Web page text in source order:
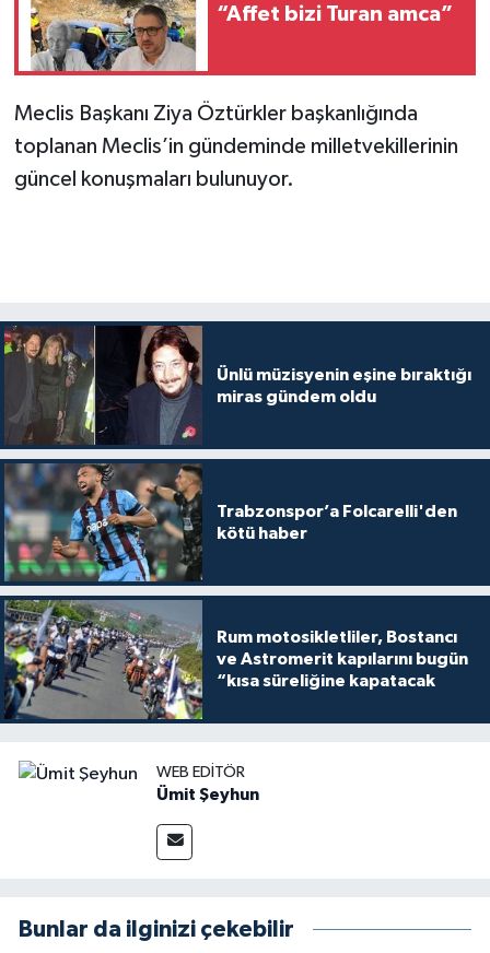
“Affet bizi Turan amca”
Meclis Başkanı Ziya Öztürkler başkanlığında
toplanan Meclis’in gündeminde milletvekillerinin
güncel konuşmaları bulunuyor.
Ünlü müzisyenin eşine bıraktığı
miras gündem oldu
Trabzonspor’a Folcarelli'den
kötü haber
Rum motosikletliler, Bostancı
ve Astromerit kapılarını bugün
“kısa süreliğine kapatacak
WEB EDITÖR
Ümit Şeyhun
Bunlar da ilginizi çekebilir